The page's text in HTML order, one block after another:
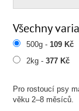
Pro rostoucí psy
věku 2–8 měsíců.
Všechny
500g -109 Kč
2kg -377 Kč